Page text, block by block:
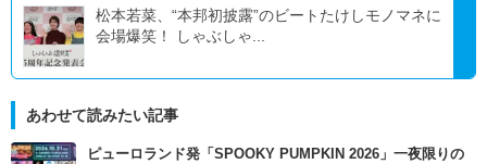
松本若菜、“本邦初披露”のビートたけしモノマネに
会場爆笑！ しゃぶしゃ...
あわせて読みたい記事
ピューロランド発「SPOOKY PUMPKIN 2026」一夜限りの